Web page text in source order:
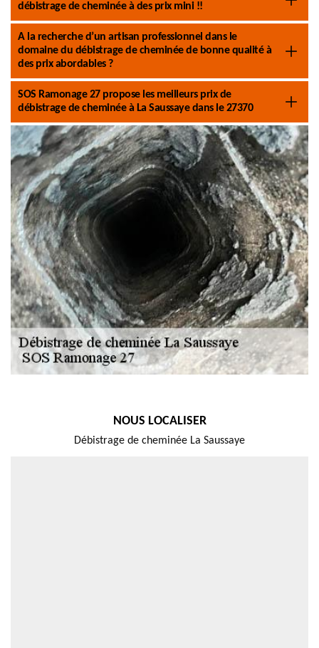
débistrage de cheminée à des prix mini !!
A la recherche d’un artisan professionnel dans le
domaine du débistrage de cheminée de bonne qualité à
des prix abordables ?
SOS Ramonage 27 propose les meilleurs prix de
débistrage de cheminée à La Saussaye dans le 27370
NOUS LOCALISER
Débistrage de cheminée La Saussaye